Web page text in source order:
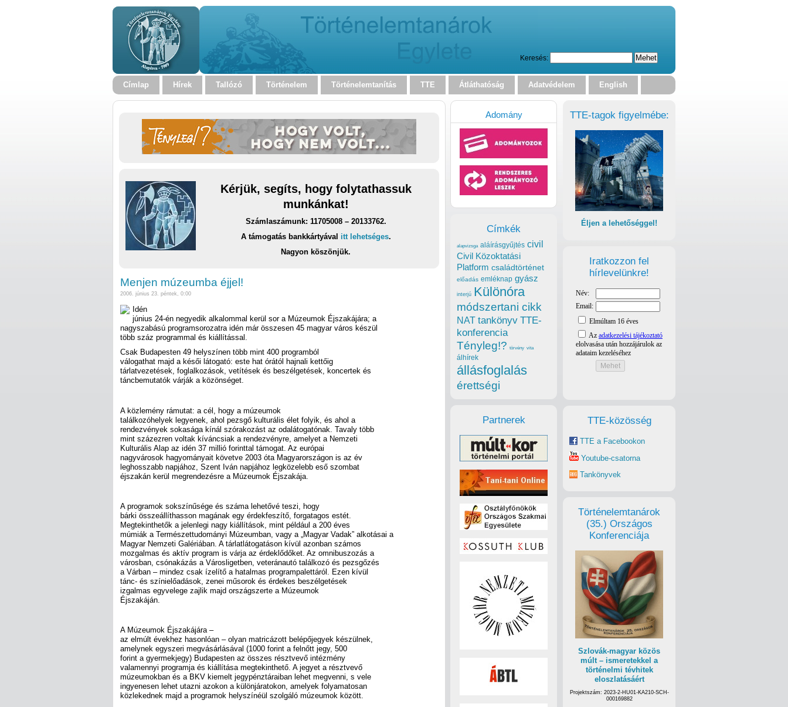
Keresés:
Címlap Hírek Tallózó Történelem Történelemtanítás TTE Átláthatóság Adatvédelem English
Kérjük, segíts, hogy folytathassuk
munkánkat!
Számlaszámunk: 11705008 – 20133762.
A támogatás bankkártyával itt lehetséges.
Nagyon köszönjük.
Menjen múzeumba éjjel!
2006. június 23. péntek, 0:00
Idén
június 24-én negyedik alkalommal kerül sor a Múzeumok Éjszakájára; a
nagyszabású programsorozatra idén már összesen 45 magyar város készül
több száz programmal és kiállítással.
Csak Budapesten 49 helyszínen több mint 400 programból
válogathat majd a késői látogató: este hat órától hajnali kettőig
tárlatvezetések, foglalkozások, vetítések és beszélgetések, koncertek és
táncbemutatók várják a közönséget.
A közlemény rámutat: a cél, hogy a múzeumok
találkozóhelyek legyenek, ahol pezsgő kulturális élet folyik, és ahol a
rendezvények sokasága kínál szórakozást az odalátogatónak. Tavaly több
mint százezren voltak kíváncsiak a rendezvényre, amelyet a Nemzeti
Kulturális Alap az idén 37 millió forinttal támogat. Az európai
nagyvárosok hagyományait követve 2003 óta Magyarországon is az év
leghosszabb napjához, Szent Iván napjához legközelebb eső szombat
éjszakán kerül megrendezésre a Múzeumok Éjszakája.
A programok sokszínűsége és száma lehetővé teszi, hogy
bárki összeállíthasson magának egy érdekfeszítő, forgatagos estét.
Megtekinthetők a jelenlegi nagy kiállítások, mint például a 200 éves
múmiák a Természettudományi Múzeumban, vagy a „Magyar Vadak” alkotásai a
Magyar Nemzeti Galériában. A tárlatlátogatáson kívül azonban számos
mozgalmas és aktív program is várja az érdeklődőket. Az omnibuszozás a
városban, csónakázás a Városligetben, veteránautó találkozó és pezsgőzés
a Várban – mindez csak ízelítő a hatalmas programpalettáról. Ezen kívül
tánc- és színielőadások, zenei műsorok és érdekes beszélgetések
izgalmas egyvelege zajlik majd országszerte a Múzeumok
Éjszakáján.
A Múzeumok Éjszakájára –
az elmúlt évekhez hasonlóan – olyan matricázott belépőjegyek készülnek,
amelynek egyszeri megvásárlásával (1000 forint a felnőtt jegy, 500
forint a gyermekjegy) Budapesten az összes résztvevő intézmény
valamennyi programja és kiállítása megtekinthető. A jegyet a résztvevő
múzeumokban és a BKV kiemelt jegypénztáraiban lehet megvenni, s vele
ingyenesen lehet utazni azokon a különjáratokon, amelyek folyamatosan
közlekednek majd a programok helyszínéül szolgáló múzeumok között.
TTE-tagok figyelmébe:
Éljen a lehetőséggel!
Iratkozzon fel
hírlevelünkre!
TTE-közösség
TTE a Facebookon
Youtube-csatorna
Tankönyvek
Történelemtanárok
(35.) Országos
Konferenciája
Szlovák-magyar közös
múlt – ismeretekkel a
történelmi tévhitek
eloszlatásáért
Projektszám: 2023-2-HU01-KA210-SCH-
000169882
Adomány
Címkék
alapvizsga aláírásgyűjtés civil
Civil Közoktatási
Platform családtörténet
előadás emléknap gyász
interjú Különóra
módszertani cikk
NAT tankönyv TTE-
konferencia
Tényleg!? törvény vita
álhírek
állásfoglalás
érettségi
Partnerek